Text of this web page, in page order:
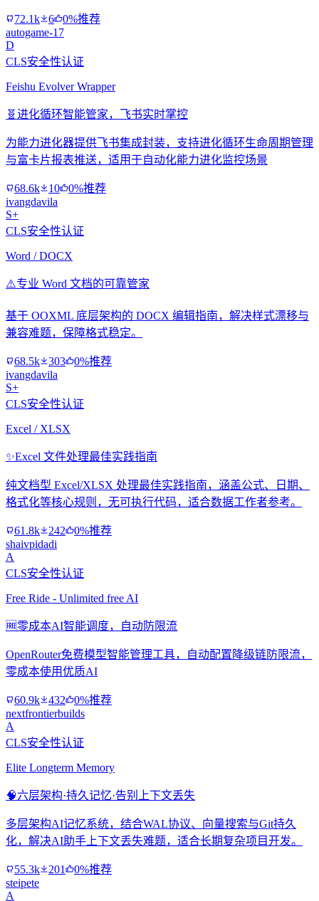
72.1k 6
0%推荐
autogame-17
D
CLS安全性认证
Feishu Evolver Wrapper
🧬 进化循环智能管家，飞书实时掌控
为能力进化器提供飞书集成封装，支持进化循环生命周期管理
与富卡片报表推送，适用于自动化能力进化监控场景
68.6k 10
0%推荐
ivangdavila
S+
CLS安全性认证
Word / DOCX
⚠️专业 Word 文档的可靠管家
基于 OOXML 底层架构的 DOCX 编辑指南，解决样式漂移与
兼容难题，保障格式稳定。
68.5k 303
0%推荐
ivangdavila
S+
CLS安全性认证
Excel / XLSX
✨Excel 文件处理最佳实践指南
纯文档型 Excel/XLSX 处理最佳实践指南，涵盖公式、日期、
格式化等核心规则，无可执行代码，适合数据工作者参考。
61.8k 242
0%推荐
shaivpidadi
A
CLS安全性认证
Free Ride - Unlimited free AI
🆓零成本AI智能调度，自动防限流
OpenRouter免费模型智能管理工具，自动配置降级链防限流，
零成本使用优质AI
60.9k 432
0%推荐
nextfrontierbuilds
A
CLS安全性认证
Elite Longterm Memory
🧠六层架构·持久记忆·告别上下文丢失
多层架构AI记忆系统，结合WAL协议、向量搜索与Git持久
化，解决AI助手上下文丢失难题，适合长期复杂项目开发。
55.3k 201
0%推荐
steipete
A